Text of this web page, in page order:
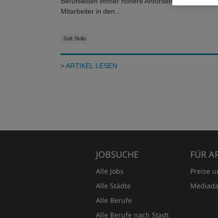
Mitarbeiter in den...
Soft Skills
> ARTIKEL LESEN
JOBSUCHE
Alle Jobs
Alle Städte
Alle Berufe
Alle Berufe nach Stadt
FÜR
Preise